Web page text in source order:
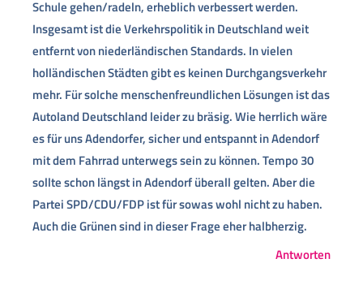
Schule gehen/radeln, erheblich verbessert werden.
Insgesamt ist die Verkehrspolitik in Deutschland weit
entfernt von niederländischen Standards. In vielen
holländischen Städten gibt es keinen Durchgangsverkehr
mehr. Für solche menschenfreundlichen Lösungen ist das
Autoland Deutschland leider zu bräsig. Wie herrlich wäre
es für uns Adendorfer, sicher und entspannt in Adendorf
mit dem Fahrrad unterwegs sein zu können. Tempo 30
sollte schon längst in Adendorf überall gelten. Aber die
Partei SPD/CDU/FDP ist für sowas wohl nicht zu haben.
Auch die Grünen sind in dieser Frage eher halbherzig.
Antworten